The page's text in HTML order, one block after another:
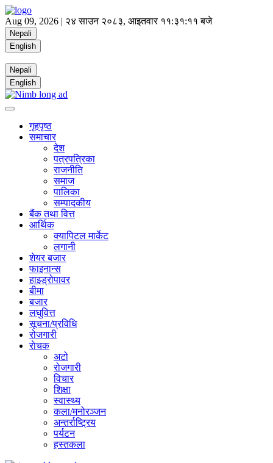
Aug 09, 2026 | २४ साउन २०८३, आइतवार ११:३१:११ बजे
Nepali
English
Nepali
English
गृहपृष्ठ
समाचार
देश
पत्रपत्रिका
राजनीति
समाज
पालिका
सम्पादकीय
बैंक तथा वित्त
आर्थिक
क्यापिटल मार्केट
लगानी
शेयर बजार
फाइनान्स
हाइड्रोपावर
बीमा
बजार
लघुवित्त
सूचना/प्रविधि
रोजगारी
राेचक
अटो
रोजगारी
विचार
शिक्षा
स्वास्थ्य
कला/मनोरञ्जन
अन्तर्राष्ट्रिय
पर्यटन
हस्तकला